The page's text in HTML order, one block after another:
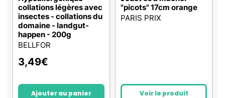
collations légères avec
insectes - collations du
domaine - landgut-
happen - 200g
BELLFOR
3,49€
Ajouter au panier
"picots" 17cm orange
PARIS PRIX
Voir le produit